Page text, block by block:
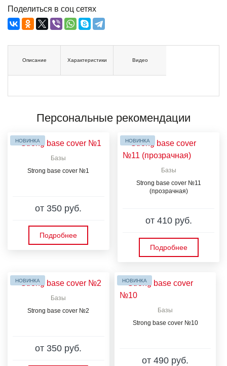
Поделиться в соц сетях
Описание Характеристики Видео
Персональные рекомендации
НОВИНКА
Базы
Strong base cover №1
от 350 руб.
Подробнее
НОВИНКА
Базы
Strong base cover №11
(прозрачная)
от 410 руб.
Подробнее
НОВИНКА
Базы
Strong base cover №2
от 350 руб.
НОВИНКА
Базы
Strong base cover №10
от 490 руб.